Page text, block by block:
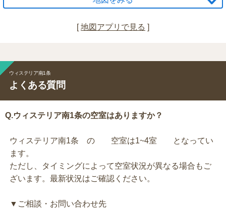
[地図アプリで見る ]
ウィステリア南1条
よくある質問
Q.ウィステリア南1条の空室はありますか？
ウィステリア南1条 の 空室は1~4室 となってい
ます。
ただし、タイミングによって空室状況が異なる場合もご
ざいます。最新状況はご確認ください。
▼ご相談・お問い合わせ先